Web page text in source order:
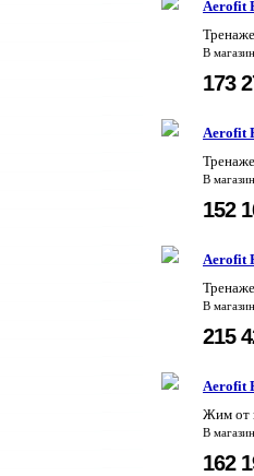
Aerofit
В
173
Aerofit
В
152
Aerofit
В
215
Aerofit
Жим от
В
162